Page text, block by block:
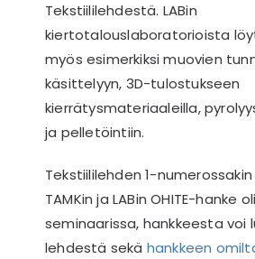
Tekstiililehdestä. LABin
kiertotalouslaboratorioista
myös esimerkiksi muovien
käsittelyyn, 3D-tulostukseen
kierrätysmateriaaleilla,
ja pelletöintiin.
Tekstiililehden 1-
TAMKin ja LABin OHITE-hanke
seminaarissa, hankkeesta voi
lehdestä sekä hankkeen